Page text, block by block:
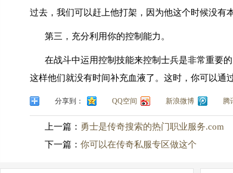
过去，我们可以赶上他打架，因为他这个时候没有
第三，充分利用你的控制能力。
在战斗中运用控制技能来控制士兵是非常重要
这样他们就没有时间补充血液了。这时，你可以通
分享到： QQ空间 新浪微博 腾
上一篇： 勇士是传奇搜索的热门职业服务.com
下一篇： 你可以在传奇私服专区做这个